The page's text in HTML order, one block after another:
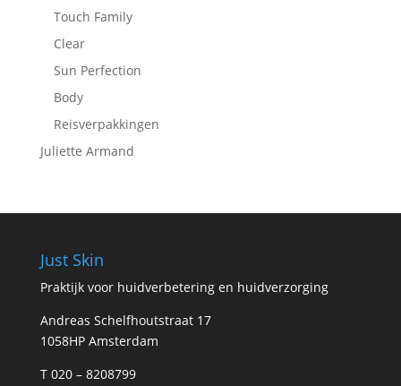
Touch Family
Clear
Sun Perfection
Body
Reisverpakkingen
Juliette Armand
Just Skin
Praktijk voor huidverbetering en huidverzorging
Andreas Schelfhoutstraat 17
1058HP Amsterdam
T 020 – 8208799